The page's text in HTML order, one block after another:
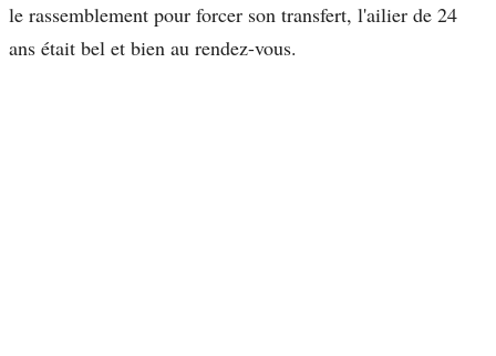
le rassemblement pour forcer son transfert, l'ailier de 24
ans était bel et bien au rendez-vous.